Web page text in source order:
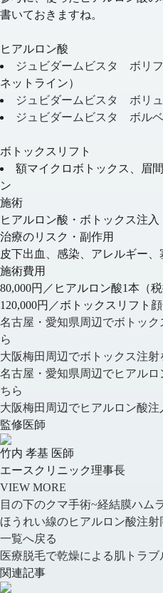
書いておきますね。
ヒアルロン酸
ジュビダームビスタ ボリフ
ネットライン）
ジュビダームビスタ ボリ
ジュビダームビスタ ボル
ボトックスリフト
額マイクロボトックス、眉
ン
施術
ヒアルロン酸・ボトックス注入
治療のリスク・副作用
皮下出血、感染、アレルギー、
施術費用
80,000円／ヒアルロン酸1本（税
120,000円／ボトックスリフト顔
名古屋・愛知県周辺でボトッ
ら
大阪梅田周辺でボトックス注
名古屋・愛知県周辺でヒアル
ちら
大阪梅田周辺でヒアルロン酸
監修医師
竹内 孝基 医師
エースクリニック理事長
VIEW MORE
目の下のクマ手術~経結膜ハ
ほうれい線のヒアルロン酸注射
一覧へ戻る
医療脱毛で乾燥による肌トラブ
関連記事